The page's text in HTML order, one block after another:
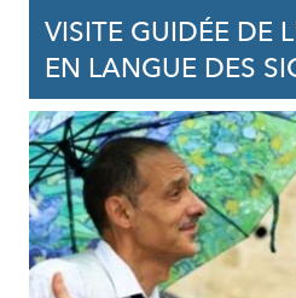
VISITE GUIDÉE DE
EN LANGUE DES